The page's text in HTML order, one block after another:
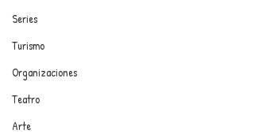
ANUNCIATE CON NOSOTROS
PARA MÁS INFORMACIÓN:
Series
Turismo
Organizaciones
Teatro
Arte